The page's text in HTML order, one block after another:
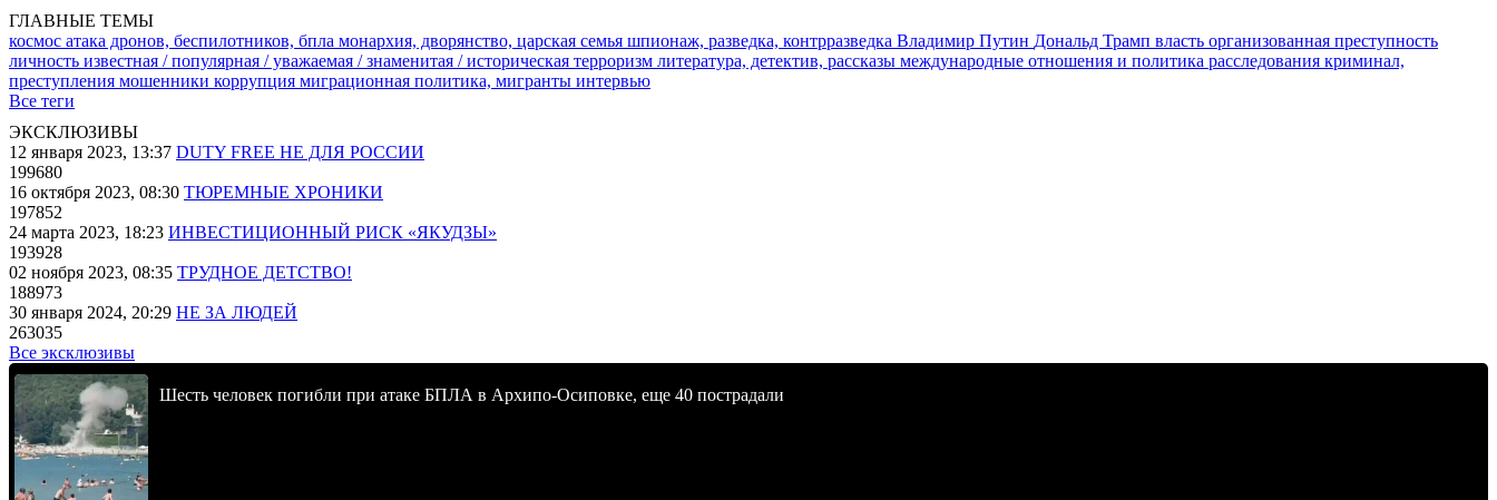
ГЛАВНЫЕ ТЕМЫ
космос атака дронов, беспилотников, бпла монархия, дворянство, царская семья шпионаж, разведка, контрразведка Владимир Путин Дональд Трамп власть организованная преступность
личность известная / популярная / уважаемая / знаменитая / историческая терроризм литература, детектив, рассказы международные отношения и политика расследования криминал,
преступления мошенники коррупция миграционная политика, мигранты интервью
Все теги
ЭКСКЛЮЗИВЫ
12 января 2023, 13:37 DUTY FREE НЕ ДЛЯ РОССИИ
199680
16 октября 2023, 08:30 ТЮРЕМНЫЕ ХРОНИКИ
197852
24 марта 2023, 18:23 ИНВЕСТИЦИОННЫЙ РИСК «ЯКУДЗЫ»
193928
02 ноября 2023, 08:35 ТРУДНОЕ ДЕТСТВО!
188973
30 января 2024, 20:29 НЕ ЗА ЛЮДЕЙ
263035
Все эксклюзивы
Шесть человек погибли при атаке БПЛА в Архипо-Осиповке, еще 40 пострадали